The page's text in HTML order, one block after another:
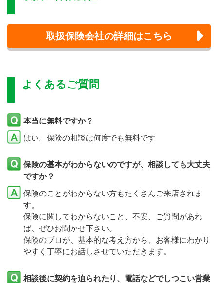
取扱保険会社の詳細はこちら
よくあるご質問
本当に無料ですか？
はい。保険の相談は何度でも無料です
保険の基本がわからないのですが、相談しても大丈夫
ですか？
保険のことがわからない方もたくさんご来店されま
す。
保険に関してわからないこと、不安、ご質問があれ
ば、ぜひお聞かせ下さい。
保険のプロが、基本的な考え方から、お客様にわかり
やすく丁寧にお話しさせていただきます。
相談後に契約を迫られたり、電話などでしつこい営業